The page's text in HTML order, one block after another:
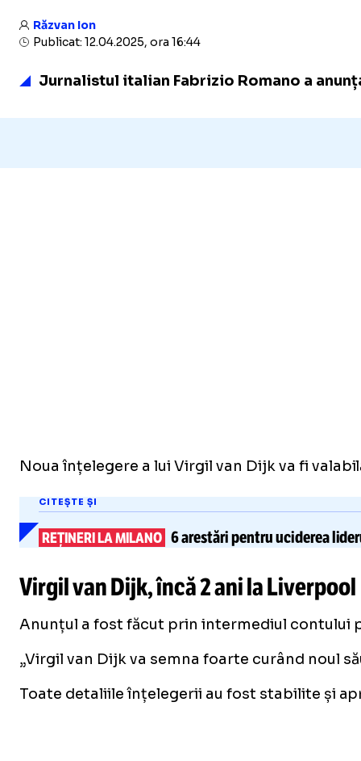
Răzvan Ion
Publicat: 12.04.2025, ora 16:44
Jurnalistul italian Fabrizio Romano a
Noua înțelegere a lui Virgil van Dijk va fi
CITEȘTE ȘI
REȚINERI LA MILANO 6 arestăripentru uciderea
Virgil van Dijk, încă 2 ani la Liverpool
Anunțul a fost făcut prin intermediul contului
„Virgil van Dijk va semna foarte curând noul
Toate detaliile înțelegerii au fost stabilite și